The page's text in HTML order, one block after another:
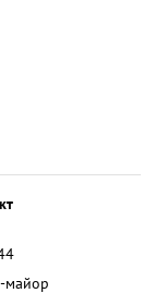
майор